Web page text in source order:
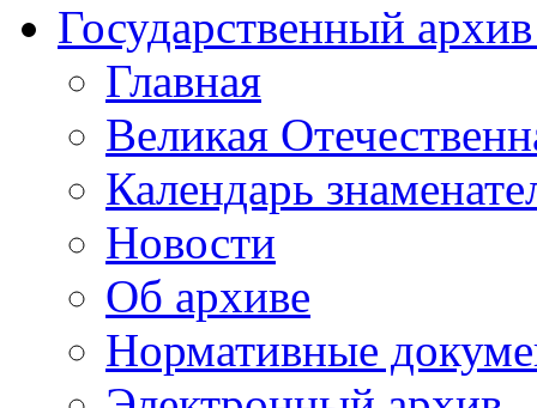
Государственный
Главная
Великая
Календарь
Новости
Об архиве
Нормативные